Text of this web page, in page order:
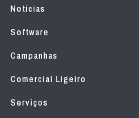
Notícias
Software
Campanhas
Comercial Ligeiro
Serviços